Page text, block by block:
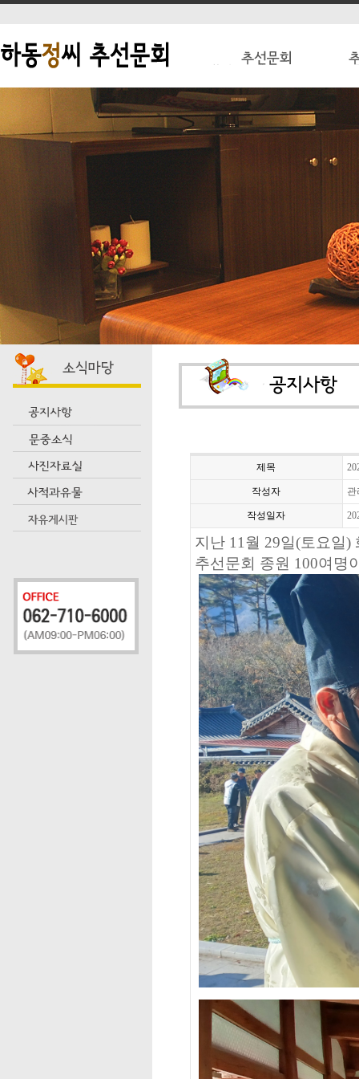
제목
작성자 관
작성일자
지난 11월 29일(토요일
추선문회 종원 100여명